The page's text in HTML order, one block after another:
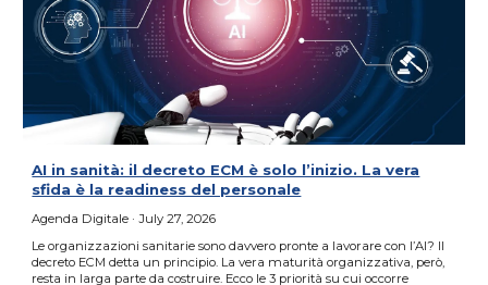
AI in sanità: il decreto ECM è solo l’inizio. La vera
sfida è la readiness del personale
Agenda Digitale · July 27, 2026
Le organizzazioni sanitarie sono davvero pronte a lavorare con l’AI? Il
decreto ECM detta un principio. La vera maturità organizzativa, però,
resta in larga parte da costruire. Ecco le 3 priorità su cui occorre